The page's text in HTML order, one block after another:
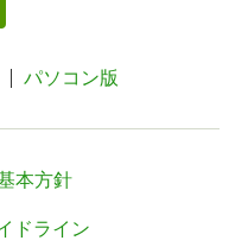
パソコン版
本方針
ドライン